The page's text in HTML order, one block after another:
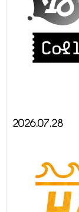
2026.07.28